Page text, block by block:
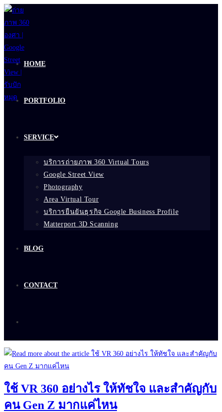
Skip
to
content
HOME
PORTFOLIO
SERVICE
บริการถ่ายภาพ 360 Virtual Tours
Google Street View
Photography
Area Virtual Tour
บริการยืนยันธุรกิจ Google Business Profile
Matterport 3D Scanning
BLOG
CONTACT
ใช้ VR 360 อย่างไร ให้ทัชใจ และสำคัญกับ
คน Gen Z มากแค่ไหน